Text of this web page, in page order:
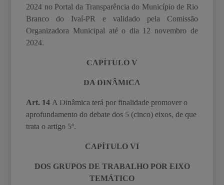
2024 no Portal da Transparência do Município de Rio
Branco do Ivaí-PR e validado pela Comissão
Organizadora Municipal até o dia 12 novembro de
2024.
CAPÍTULO V
DA DINÂMICA
Art. 14 A Dinâmica terá por finalidade promover o
aprofundamento do debate dos 5 (cinco)eixos, de que
trata o artigo 5º.
CAPÍTULO VI
DOS GRUPOS DE TRABALHO POR EIXO
TEMÁTICO